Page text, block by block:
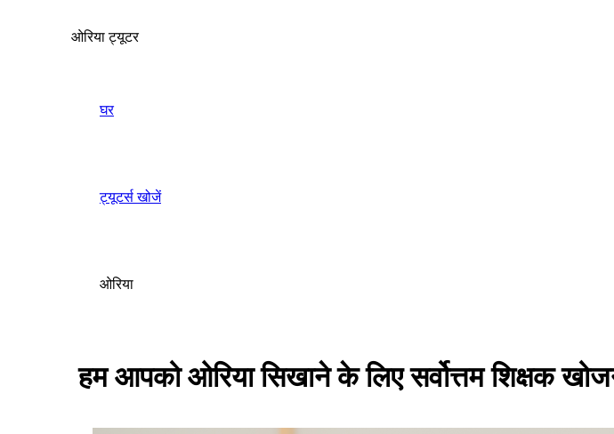
ओरिया ट्यूटर
घर
ट्यूटर्स खोजें
ओरिया
हम आपको ओरिया सिखाने के लिए सर्वोत्तम शिक्षक